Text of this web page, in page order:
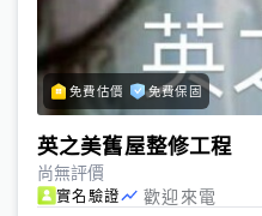
免費估價 免費保固
英之美舊屋整修工程
尚無評價
實名驗證 歡迎來電